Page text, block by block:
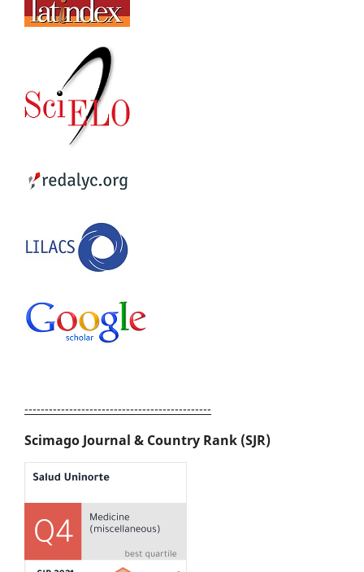
----------------------------------------------
Scimago Journal & Country Rank (SJR)